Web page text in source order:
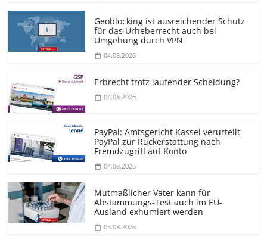
Geoblocking ist ausreichender Schutz
für das Urheberrecht auch bei
Umgehung durch VPN
04.08.2026
Erbrecht trotz laufender Scheidung?
04.08.2026
PayPal: Amtsgericht Kassel verurteilt
PayPal zur Rückerstattung nach
Fremdzugriff auf Konto
04.08.2026
Mutmaßlicher Vater kann für
Abstammungs-Test auch im EU-
Ausland exhumiert werden
03.08.2026